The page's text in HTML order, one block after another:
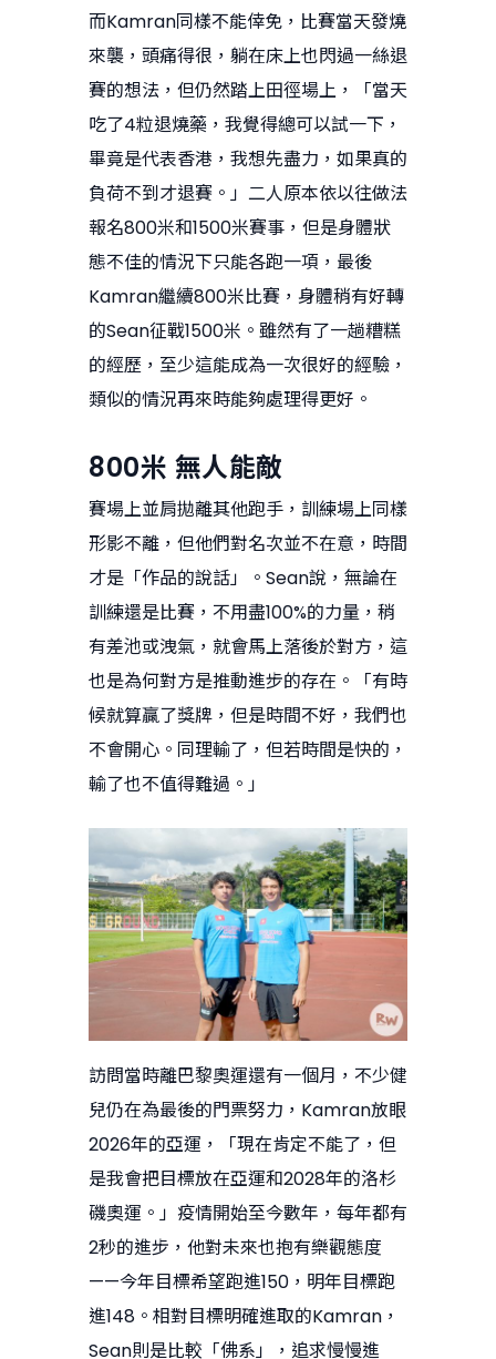
而Kamran同樣不能倖免，比賽當天發燒
來襲，頭痛得很，躺在床上也閃過一絲退
賽的想法，但仍然踏上田徑場上，「當天
吃了4粒退燒藥，我覺得總可以試一下，
畢竟是代表香港，我想先盡力，如果真的
負荷不到才退賽。」二人原本依以往做法
報名800米和1500米賽事，但是身體狀
態不佳的情況下只能各跑一項，最後
Kamran繼續800米比賽，身體稍有好轉
的Sean征戰1500米。雖然有了一趟糟糕
的經歷，至少這能成為一次很好的經驗，
類似的情況再來時能夠處理得更好。
800米 無人能敵
賽場上並肩拋離其他跑手，訓練場上同樣
形影不離，但他們對名次並不在意，時間
才是「作品的說話」。Sean說，無論在
訓練還是比賽，不用盡100%的力量，稍
有差池或洩氣，就會馬上落後於對方，這
也是為何對方是推動進步的存在。「有時
候就算贏了獎牌，但是時間不好，我們也
不會開心。同理輸了，但若時間是快的，
輸了也不值得難過。」
訪問當時離巴黎奧運還有一個月，不少健
兒仍在為最後的門票努力，Kamran放眼
2026年的亞運，「現在肯定不能了，但
是我會把目標放在亞運和2028年的洛杉
磯奧運。」疫情開始至今數年，每年都有
2秒的進步，他對未來也抱有樂觀態度
——今年目標希望跑進150，明年目標跑
進148。相對目標明確進取的Kamran，
Sean則是比較「佛系」，追求慢慢進